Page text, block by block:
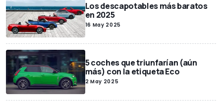
Los descapotables más baratos
en 2025
16 May 2025
5 coches que triunfarían (aún
más) con la etiqueta Eco
2 May 2025